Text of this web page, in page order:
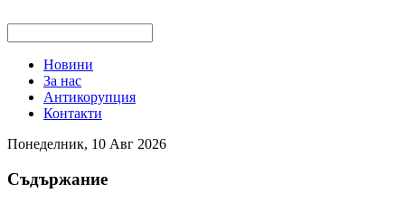
Новини
За нас
Антикорупция
Контакти
Понеделник, 10 Авг 2026
Съдържание